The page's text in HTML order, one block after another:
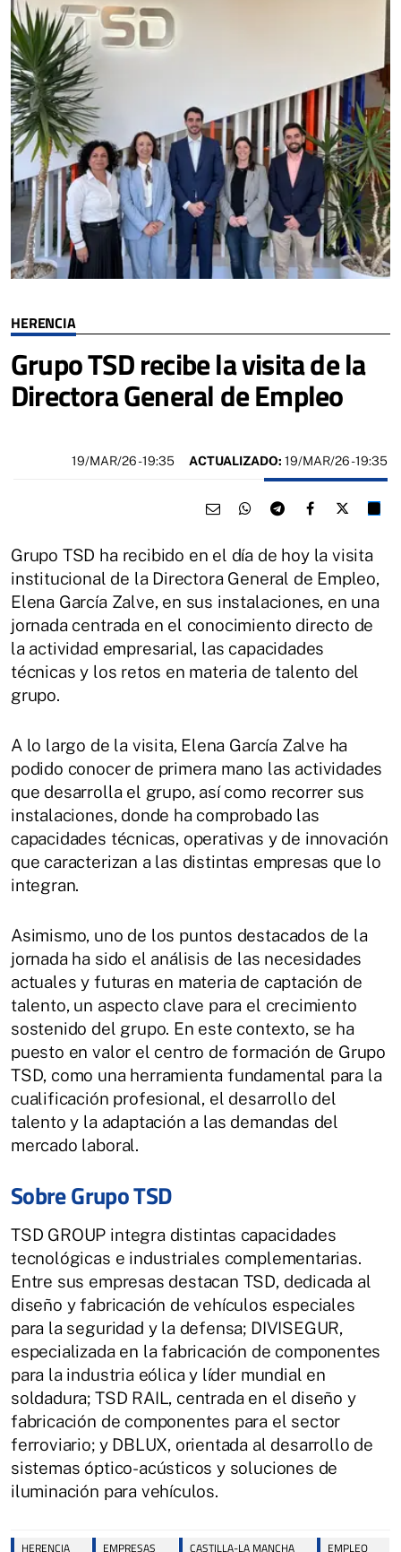
HERENCIA
Grupo TSD recibe la visita de la
Directora General de Empleo
19/MAR/26- 19:35 ACTUALIZADO: 19/MAR/26 - 19:35
Grupo TSD ha recibido en el día de hoy la visita
institucional de la Directora General de Empleo,
Elena García Zalve, en sus instalaciones, en una
jornada centrada en el conocimiento directo de
la actividad empresarial, las capacidades
técnicas y los retos en materia de talento del
grupo.
A lo largo de la visita, Elena García Zalve ha
podido conocer de primera mano las actividades
que desarrolla el grupo, así como recorrer sus
instalaciones, donde ha comprobado las
capacidades técnicas, operativas y de innovación
que caracterizan a las distintas empresas que lo
integran.
Asimismo, uno de los puntos destacados de la
jornada ha sido el análisis de las necesidades
actuales y futuras en materia de captación de
talento, un aspecto clave para el crecimiento
sostenido del grupo. En este contexto, se ha
puesto en valor el centro de formación de Grupo
TSD, como una herramienta fundamental para la
cualificación profesional, el desarrollo del
talento y la adaptación a las demandas del
mercado laboral.
Sobre Grupo TSD
TSD GROUP integra distintas capacidades
tecnológicas e industriales complementarias.
Entre sus empresas destacan TSD, dedicada al
diseño y fabricación de vehículos especiales
para la seguridad y la defensa; DIVISEGUR,
especializada en la fabricación de componentes
para la industria eólica y líder mundial en
soldadura; TSD RAIL, centrada en el diseño y
fabricación de componentes para el sector
ferroviario; y DBLUX, orientada al desarrollo de
sistemas óptico-acústicos y soluciones de
iluminación para vehículos.
HERENCIA EMPRESAS CASTILLA-LA MANCHA
EMPLEO